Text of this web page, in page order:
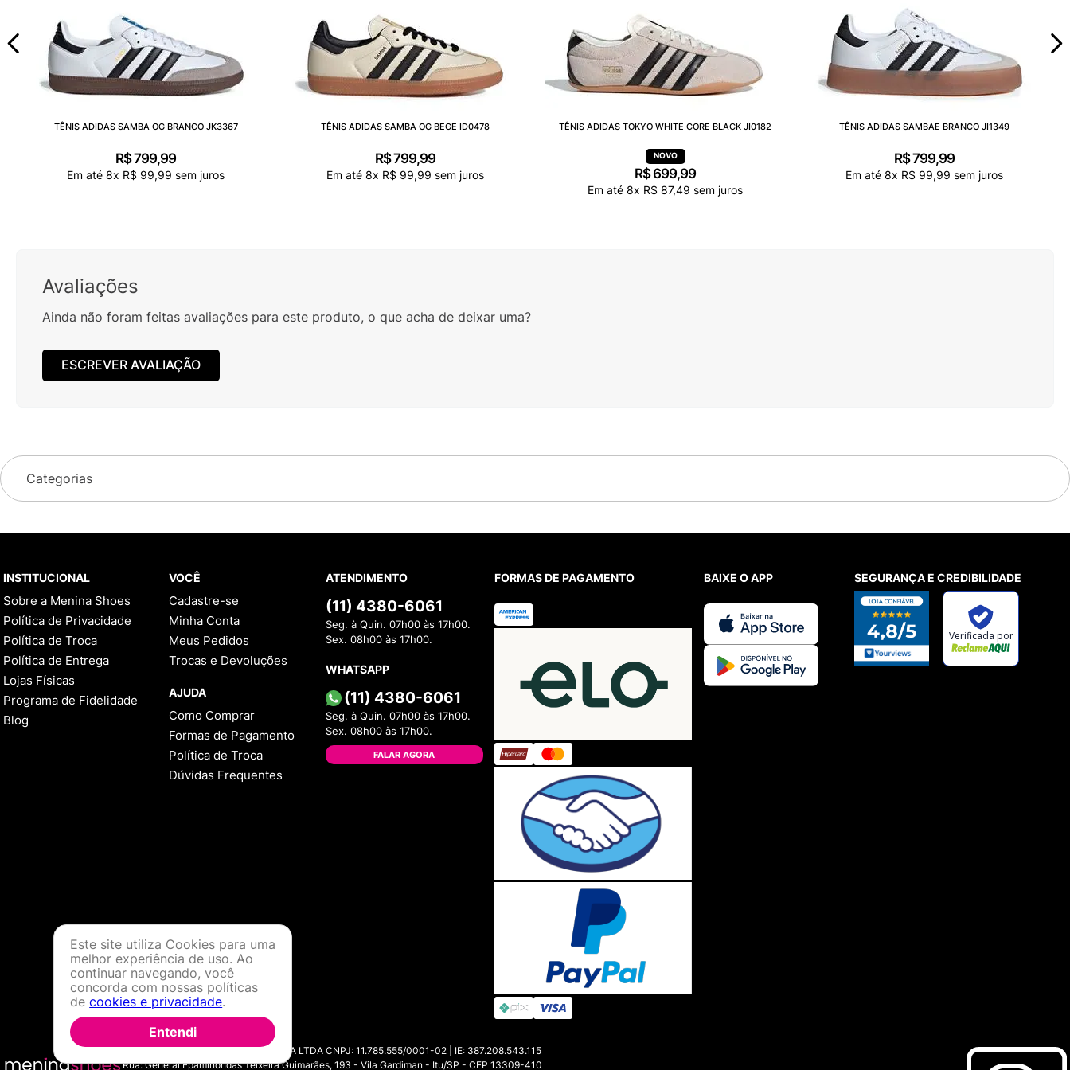
TÊNIS ADIDAS SAMBA OG BRANCO JK3367
R$799,99
Em até 8x R$ 99,99 sem juros
TÊNIS ADIDAS SAMBA OG BEGE ID0478
R$799,99
Em até 8x R$ 99,99 sem juros
TÊNIS ADIDAS TOKYO WHITE CORE BLACK JI0182
R$ 699,99
Em até 8x R$ 87,49 sem juros
TÊNIS ADIDAS SAMBAE BRANCO JI1349
R$799,99
Em até 8x R$ 99,99 sem juros
Avaliações
Ainda não foram feitas avaliações para este produto, o que acha de deixar uma?
ESCREVER AVALIAÇÃO
Categorias
INSTITUCIONAL
Sobre a Menina Shoes
Política de Privacidade
Política de Troca
Política de Entrega
Lojas Físicas
Programa de Fidelidade
Blog
VOCÊ
Cadastre-se
Minha Conta
Meus Pedidos
Trocas e Devoluções
AJUDA
Como Comprar
Formas de Pagamento
Política de Troca
Dúvidas Frequentes
ATENDIMENTO
(11) 4380-6061
Seg. à Quin. 07h00 às 17h00.
Sex. 08h00 às 17h00.
WHATSAPP
(11) 4380-6061
Seg. à Quin. 07h00 às 17h00.
Sex. 08h00 às 17h00.
FALAR AGORA
FORMAS DE PAGAMENTO BAIXE O APP SEGURANÇA E CREDIBILIDADE
MENINA SHOES COMERCIO DE MODA LTDA CNPJ: 11.785.555/0001-02 | IE: 387.208.543.115
Rua: General Epaminondas Teixeira Guimarães, 193 - Vila Gardiman - Itu/SP - CEP 13309-410
Este site utiliza Cookies para uma
melhor experiência de uso. Ao
continuar navegando, você
concorda com nossas políticas
decookies e privacidade.
Entendi